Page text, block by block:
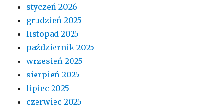
styczeń 2026
grudzień 2025
listopad 2025
październik 2025
wrzesień 2025
sierpień 2025
lipiec 2025
czerwiec 2025